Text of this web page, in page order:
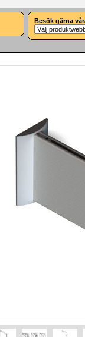
Besök gärna